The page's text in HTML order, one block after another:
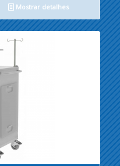
Mostrar detalhes